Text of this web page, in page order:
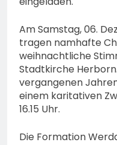
Am Samstag, 06.
tragen namhafte
weihnachtliche
Stadtkirche
vergangenen
einem karitativen
16.15 Uhr.
Die Formation